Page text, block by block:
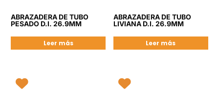
ABRAZADERA DE TUBO
PESADO D.I. 26.9MM
Leer más
ABRAZADERA DE TUBO
LIVIANA D.I. 26.9MM
Leer más